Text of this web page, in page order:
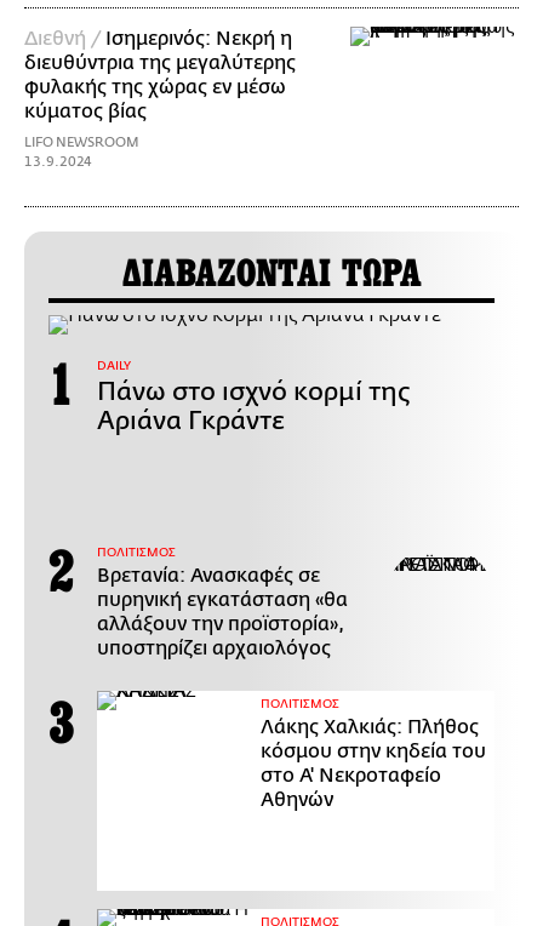
Διεθνή / Ισημερινός: Νεκρή η
διευθύντρια της μεγαλύτερης
φυλακής της χώρας εν μέσω
κύματος βίας
LIFO NEWSROOM
13.9.2024
ΔΙΑΒΑΖΟΝΤΑΙ ΤΩΡΑ
DAILY
Πάνω στο ισχνό κορμί της
Αριάνα Γκράντε
ΠΟΛΙΤΙΣΜΟΣ
Βρετανία: Ανασκαφές σε
πυρηνική εγκατάσταση «θα
αλλάξουν την προϊστορία»,
υποστηρίζει αρχαιολόγος
ΠΟΛΙΤΙΣΜΟΣ
Λάκης Χαλκιάς: Πλήθος
κόσμου στην κηδεία του
στο Α' Νεκροταφείο
Αθηνών
ΠΟΛΙΤΙΣΜΟΣ